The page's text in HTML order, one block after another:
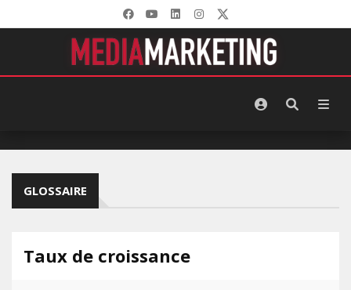
GLOSSAIRE
Taux de croissance